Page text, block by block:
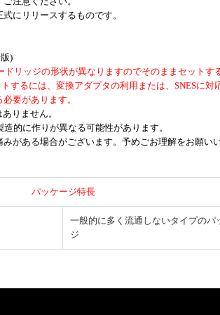
にリリースするものです。
)
ドリッジの形状が異なりますのでそのままセットす
するには、変換アダプタの利用または、SNESに対
要があります。
りません。
的に作りが異なる可能性があります。
がある場合がございます。予めごお理解をお願い
パッケージ特長
一般的に多く流通しないタイプのパ
ジ